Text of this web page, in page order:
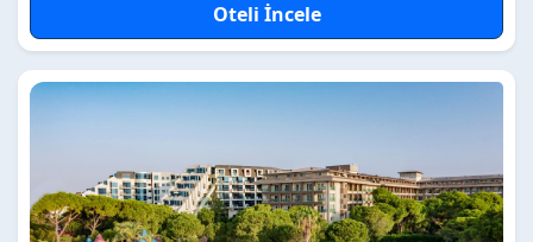
Oteli İncele